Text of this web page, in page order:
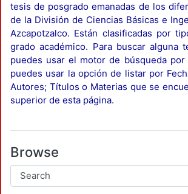
tesis de posgrado emanadas de los
de la División de Ciencias Básicas e
Azcapotzalco. Están clasificadas por
grado académico. Para buscar alguna
puedes usar el motor de búsqueda por
puedes usar la opción de listar por
Autores; Títulos o Materias que se
superior de esta página.
Browse